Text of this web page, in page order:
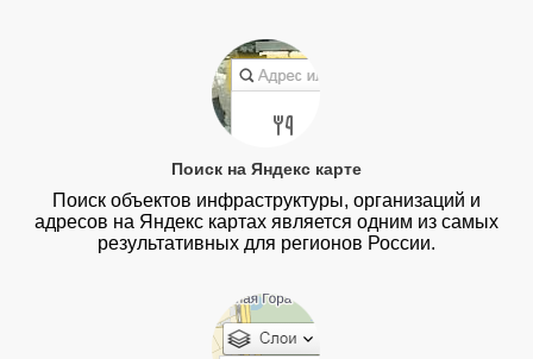
Поиск на Яндекс карте
Поиск объектов инфраструктуры, организаций и
адресов на Яндекс картах является одним из самых
результативных для регионов России.